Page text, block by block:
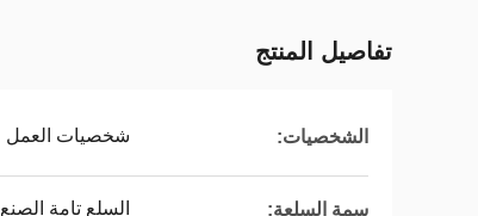
تفاصيل المنتج
الشخصيات: شخصيات العمل
سمة السلعة: السلع تامة الصنع